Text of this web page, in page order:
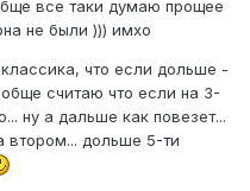
все таки думаю прощее
не были ))) имхо
что если дольше -
считаю что если на 3-
ну а дальше как повезет...
втором... дольше 5-ти